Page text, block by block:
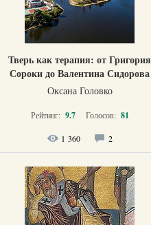
Тверь как терапия: от Григория
Сороки до Валентина Сидорова
Оксана Головко
Рейтинг: 9.7 Голосов: 81
1 360 2